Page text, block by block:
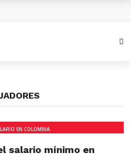
se superará emergencia
pueden disparar sus
Black Friday inteligente
EN COLOMBIA
salario mínimo en